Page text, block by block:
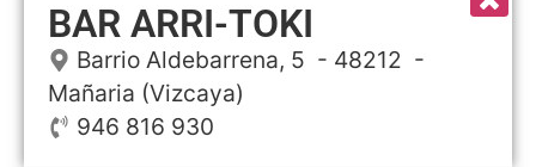
BAR ARRI-TOKI
Barrio Aldebarrena, 5 - 48212 -
Mañaria (Vizcaya)
946 816 930